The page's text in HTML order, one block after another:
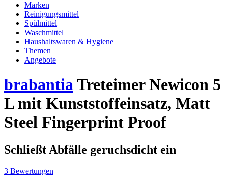
Marken
Reinigungsmittel
Spülmittel
Waschmittel
Haushaltswaren & Hygiene
Themen
Angebote
brabantiaTreteimer Newicon 5
L mit Kunststoffeinsatz, Matt
Steel Fingerprint Proof
Schließt Abfälle geruchsdicht ein
3 Bewertungen